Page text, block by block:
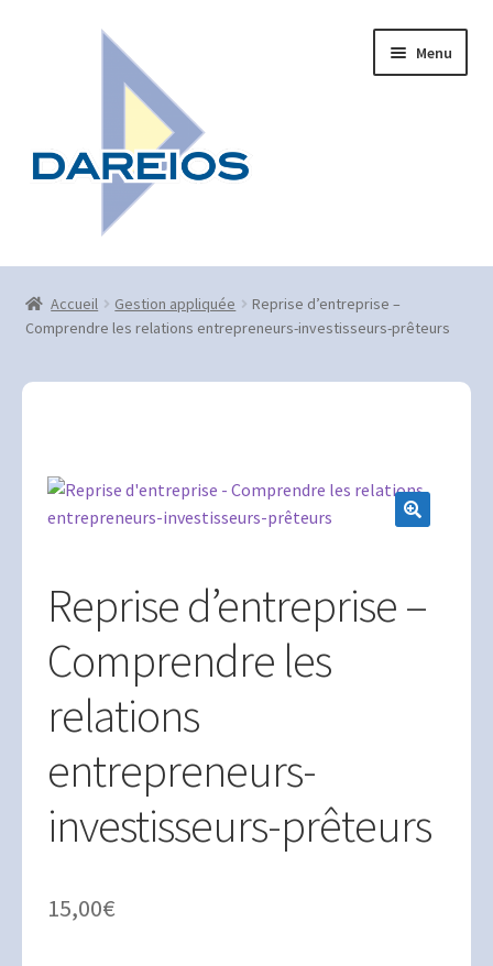
Menu
Accueil
Bienvenue aux éditions Dareios
Contact
Mon compte
Validation de la commande
Accueil Gestion appliquée
Reprise d’entreprise –
Comprendre les relations entrepreneurs-investisseurs-prêteurs
Reprise d’entreprise –
Comprendre les
relations
entrepreneurs-
investisseurs-prêteurs
15,00€